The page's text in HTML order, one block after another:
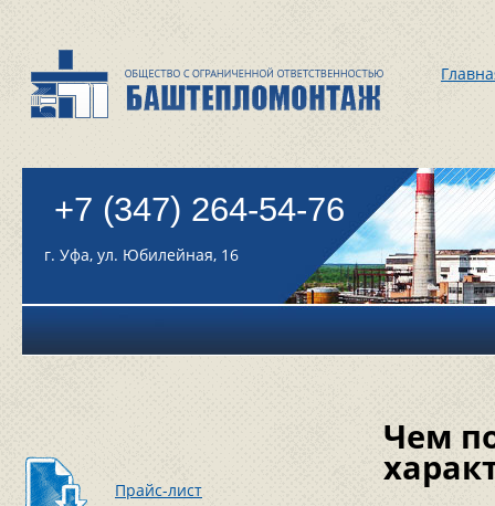
+7 (347) 264-54-76
г. Уфа, ул. Юбилейная, 16
Прайс-лист
Чем